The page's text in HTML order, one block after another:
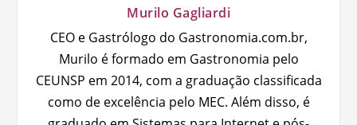
Murilo Gagliardi
CEO e Gastrólogo do Gastronomia.com.br,
Murilo é formado em Gastronomia pelo
CEUNSP em 2014, com a graduação classificada
como de excelência pelo MEC. Além disso, é